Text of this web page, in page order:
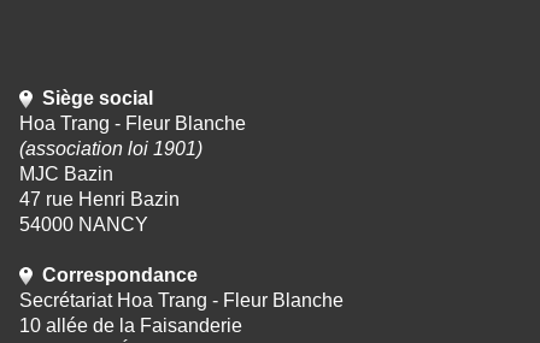
Siège social
Hoa Trang - Fleur Blanche
(association loi 1901)
MJC Bazin
47 rue Henri Bazin
54000 NANCY
Correspondance
Secrétariat Hoa Trang - Fleur Blanche
10 allée de la Faisanderie